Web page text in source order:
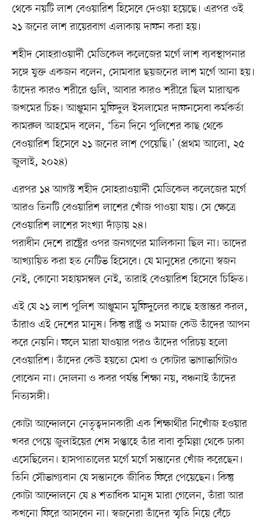
থেকে নয়টি লাশ বেওয়ারিশ হিসেবে দেওয়া হয়েছে। এরপর ওই
২১ জনের লাশ রায়েরবাগ এলাকায় দাফন করা হয়।
শহীদ সোহরাওয়ার্দী মেডিকেল কলেজের মর্গে লাশ ব্যবস্থাপনার
সঙ্গে যুক্ত একজন বলেন, সোমবার ছয়জনের লাশ মর্গে আনা হয়।
তাঁদের কারও শরীরে গুলি, আবার কারও শরীরে ছিল মারাত্মক
জখমের চিহ্ন। আঞ্জুমান মুফিদুল ইসলামের দাফনসেবা কর্মকর্তা
কামরুল আহমেদ বলেন, ‘তিন দিনে পুলিশের কাছ থেকে
বেওয়ারিশ হিসেবে ২১ জনের লাশ পেয়েছি।’ (প্রথম আলো, ২৫
জুলাই, ২০২৪)
এরপর ১৪ আগস্ট শহীদ সোহরাওয়ার্দী মেডিকেল কলেজের মর্গে
আরও তিনটি বেওয়ারিশ লাশের খোঁজ পাওয়া যায়। সে ক্ষেত্রে
বেওয়ারিশ লাশের সংখ্যা দাঁড়ায় ২৪।
পরাধীন দেশে রাষ্ট্রের ওপর জনগণের মালিকানা ছিল না। তাদের
আখ্যায়িত করা হত নেটিভ হিসেবে। যে মানুষের কোনো স্বজন
নেই, কোনো সহায়সম্বল নেই, তারাই বেওয়ারিশ হিসেবে চিহ্নিত।
এই যে ২১ লাশ পুলিশ আঞ্জুমান মুফিদুলের কাছে হস্তান্তর করল,
তাঁরাও এই দেশের মানুষ। কিন্তু রাষ্ট্র ও সমাজ কেউ তাঁদের আপন
করে নেয়নি। ফলে মারা যাওয়ার পরও তাঁদের পরিচয় হলো
বেওয়ারিশ। তাঁদের কেউ হয়তো মেধা ও কোটার ভাগাভাগিটাও
বোঝেন না। দোলনা ও কবর পর্যন্ত শিক্ষা নয়, বঞ্চনাই তাঁদের
নিত্যসঙ্গী।
কোটা আন্দোলনে নেতৃত্বদানকারী এক শিক্ষার্থীর নিখোঁজ হওয়ার
খবর পেয়ে জুলাইয়ের শেষ সপ্তাহে তাঁর বাবা কুমিল্লা থেকে ঢাকা
এসেছিলেন। হাসপাতালের মর্গে মর্গে সন্তানের খোঁজ করেছেন।
তিনি সৌভাগ্যবান যে সন্তানকে জীবিত ফিরে পেয়েছেন। কিন্তু
কোটা আন্দোলনে যে ৪ শতাধিক মানুষ মারা গেলেন, তাঁরা আর
কখনো ফিরে আসবেন না। স্বজনেরা তাঁদের স্মৃতি নিয়ে বেঁচে